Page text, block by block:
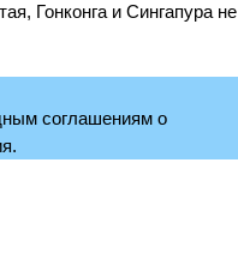
Гонконга и Сингапура не
соглашениям о